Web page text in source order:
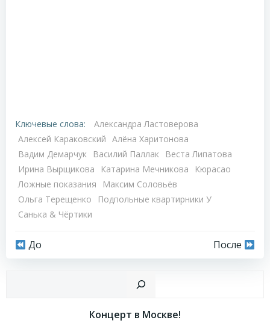
Ключевые слова:
Александра Ластоверова
Алексей Караковский Алёна Харитонова
Вадим Демарчук
Василий Паллак
Веста Липатова
Ирина Вырщикова
Катарина Мечникова
Кюрасао
Ложные показания
Максим Соловьёв
Ольга Терещенко
Подпольные квартирники У
Санька & Чёртики
Навигация
записям
До
Навигация
по
записям
После
Концерт в Москве!